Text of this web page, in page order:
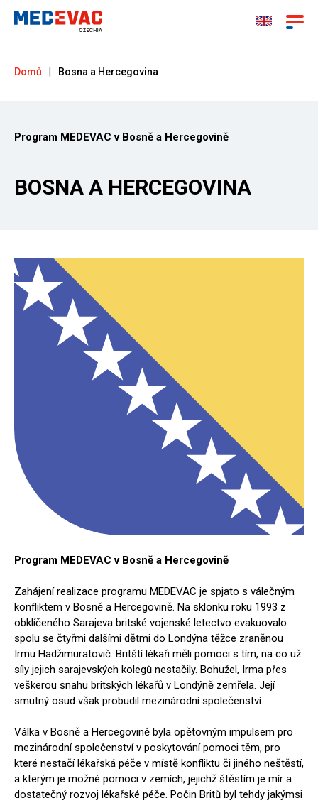
Domů Bosna a Hercegovina
Program MEDEVAC v Bosně a Hercegovině
BOSNA A HERCEGOVINA
Program MEDEVAC v Bosně a Hercegovině
Zahájení realizace programu MEDEVAC je spjato s válečným
konfliktem v Bosně a Hercegovině. Na sklonku roku 1993 z
obklíčeného Sarajeva britské vojenské letectvo evakuovalo
spolu se čtyřmi dalšími dětmi do Londýna těžce zraněnou
Irmu Hadžimuratovič. Britští lékaři měli pomoci s tím, na co už
síly jejich sarajevských kolegů nestačily. Bohužel, Irma přes
veškerou snahu britských lékařů v Londýně zemřela. Její
smutný osud však probudil mezinárodní společenství.
Válka v Bosně a Hercegovině byla opětovným impulsem pro
mezinárodní společenství v poskytování pomoci těm, pro
které nestačí lékařská péče v místě konfliktu či jiného neštěstí,
a kterým je možné pomoci v zemích, jejichž štěstím je mír a
dostatečný rozvoj lékařské péče. Počin Britů byl tehdy jakýmsi